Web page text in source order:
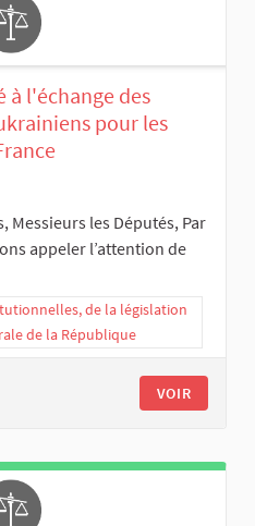
à l'échange des
pour les
Messieurs les Députés, Par
appeler l’attention de
de la législation
de la République
VOIR